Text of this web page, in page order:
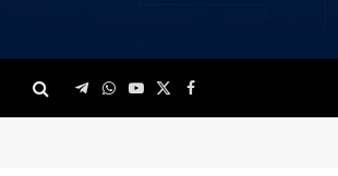
Facebook
X
(Twitter)
YouTube
WhatsApp
Telegram